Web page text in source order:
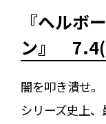
『ヘルボ
ン』 7.4(
闇を叩き潰せ。
シリーズ史上